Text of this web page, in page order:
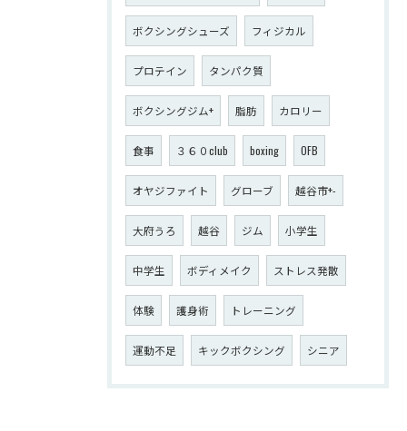
ボクシングシューズ フィジカル
プロテイン タンパク質
ボクシングジム+ 脂肪 カロリー
食事 ３６０club boxing OFB
オヤジファイト グローブ 越谷市+-
大府うろ 越谷 ジム 小学生
中学生 ボディメイク ストレス発散
体験 護身術 トレーニング
運動不足 キックボクシング シニア